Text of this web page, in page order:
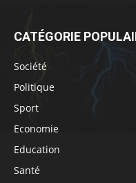
CATÉGORIE
Société
Politique
Sport
Economie
Education
Santé